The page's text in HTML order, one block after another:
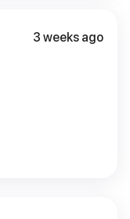
3 weeks ago